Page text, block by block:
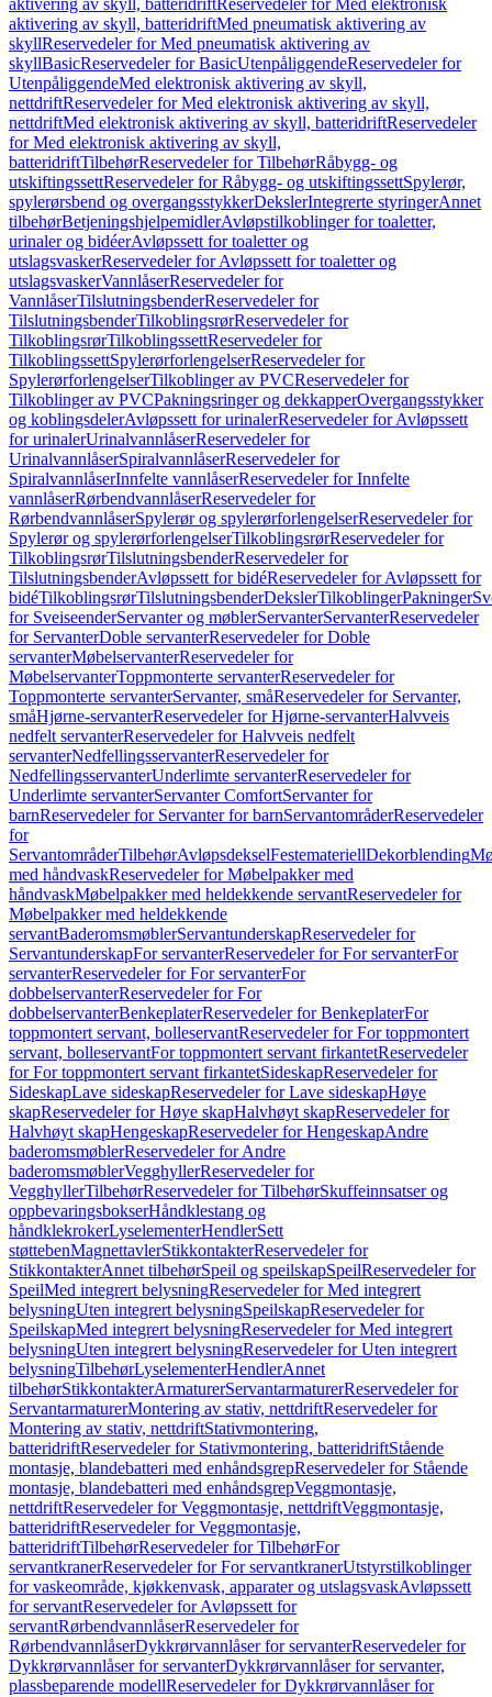
aktivering av skyll, batteridriftReservedeler for Med elektronisk
aktivering av skyll, batteridriftMed pneumatisk aktivering av
skyllReservedeler for Med pneumatisk aktivering av
skyllBasicReservedeler for BasicUtenpåliggendeReservedeler for
UtenpåliggendeMed elektronisk aktivering av skyll,
nettdriftReservedeler for Med elektronisk aktivering av skyll,
nettdriftMed elektronisk aktivering av skyll, batteridriftReservedeler
for Med elektronisk aktivering av skyll,
batteridriftTilbehørReservedeler for TilbehørRåbygg- og
utskiftingssettReservedeler for Råbygg- og utskiftingssettSpylerør,
spylerørsbend og overgangsstykkerDekslerIntegrerte styringerAnnet
tilbehørBetjeningshjelpemidlerAvløpstilkoblinger for toaletter,
urinaler og bidéerAvløpssett for toaletter og
utslagsvaskerReservedeler for Avløpssett for toaletter og
utslagsvaskerVannlåserReservedeler for
VannlåserTilslutningsbenderReservedeler for
TilslutningsbenderTilkoblingsrørReservedeler for
TilkoblingsrørTilkoblingssettReservedeler for
TilkoblingssettSpylerørforlengelserReservedeler for
SpylerørforlengelserTilkoblinger av PVCReservedeler for
Tilkoblinger av PVCPakningsringer og dekkapperOvergangsstykker
og koblingsdelerAvløpssett for urinalerReservedeler for Avløpssett
for urinalerUrinalvannlåserReservedeler for
UrinalvannlåserSpiralvannlåserReservedeler for
SpiralvannlåserInnfelte vannlåserReservedeler for Innfelte
vannlåserRørbendvannlåserReservedeler for
RørbendvannlåserSpylerør og spylerørforlengelserReservedeler for
Spylerør og spylerørforlengelserTilkoblingsrørReservedeler for
TilkoblingsrørTilslutningsbenderReservedeler for
TilslutningsbenderAvløpssett for bidéReservedeler for Avløpssett for
bidéTilkoblingsrørTilslutningsbenderDekslerTilkoblingerPakninger
for SveiseenderServanter og møblerServanterServanterReservedeler
for ServanterDoble servanterReservedeler for Doble
servanterMøbelservanterReservedeler for
MøbelservanterToppmonterte servanterReservedeler for
Toppmonterte servanterServanter, småReservedeler for Servanter,
småHjørne-servanterReservedeler for Hjørne-servanterHalvveis
nedfelt servanterReservedeler for Halvveis nedfelt
servanterNedfellingsservanterReservedeler for
NedfellingsservanterUnderlimte servanterReservedeler for
Underlimte servanterServanter ComfortServanter for
barnReservedeler for Servanter for barnServantområderReservedeler
for
ServantområderTilbehørAvløpsdekselFestemateriellDekorblending
med håndvaskReservedeler for Møbelpakker med
håndvaskMøbelpakker med heldekkende servantReservedeler for
Møbelpakker med heldekkende
servantBaderomsmøblerServantunderskapReservedeler for
ServantunderskapFor servanterReservedeler for For servanterFor
servanterReservedeler for For servanterFor
dobbelservanterReservedeler for For
dobbelservanterBenkeplaterReservedeler for BenkeplaterFor
toppmontert servant, bolleservantReservedeler for For toppmontert
servant, bolleservantFor toppmontert servant firkantetReservedeler
for For toppmontert servant firkantetSideskapReservedeler for
SideskapLave sideskapReservedeler for Lave sideskapHøye
skapReservedeler for Høye skapHalvhøyt skapReservedeler for
Halvhøyt skapHengeskapReservedeler for HengeskapAndre
baderomsmøblerReservedeler for Andre
baderomsmøblerVegghyllerReservedeler for
VegghyllerTilbehørReservedeler for TilbehørSkuffeinnsatser og
oppbevaringsbokserHåndklestang og
håndklekrokerLyselementerHendlerSett
støttebenMagnettavlerStikkontakterReservedeler for
StikkontakterAnnet tilbehørSpeil og speilskapSpeilReservedeler for
SpeilMed integrert belysningReservedeler for Med integrert
belysningUten integrert belysningSpeilskapReservedeler for
SpeilskapMed integrert belysningReservedeler for Med integrert
belysningUten integrert belysningReservedeler for Uten integrert
belysningTilbehørLyselementerHendlerAnnet
tilbehørStikkontakterArmaturerServantarmaturerReservedeler for
ServantarmaturerMontering av stativ, nettdriftReservedeler for
Montering av stativ, nettdriftStativmontering,
batteridriftReservedeler for Stativmontering, batteridriftStående
montasje, blandebatteri med enhåndsgrepReservedeler for Stående
montasje, blandebatteri med enhåndsgrepVeggmontasje,
nettdriftReservedeler for Veggmontasje, nettdriftVeggmontasje,
batteridriftReservedeler for Veggmontasje,
batteridriftTilbehørReservedeler for TilbehørFor
servantkranerReservedeler for For servantkranerUtstyrstilkoblinger
for vaskeområde, kjøkkenvask, apparater og utslagsvaskAvløpssett
for servantReservedeler for Avløpssett for
servantRørbendvannlåserReservedeler for
RørbendvannlåserDykkrørvannlåser for servanterReservedeler for
Dykkrørvannlåser for servanterDykkrørvannlåser for servanter,
plassbeparende modellReservedeler for Dykkrørvannlåser for